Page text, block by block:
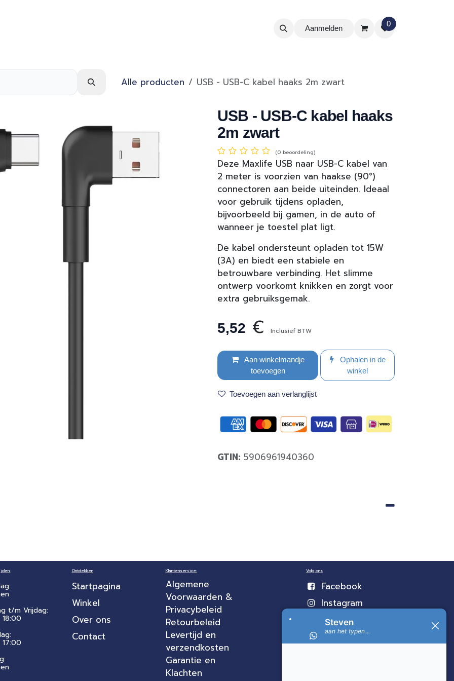
Aanmelden
0
Alle producten USB - USB-C kabel haaks 2m zwart
USB - USB-C kabel haaks
2m zwart
(0 beoordeling)
Deze Maxlife USB naar USB-C kabel van
2 meter is voorzien van haakse (90°)
connectoren aan beide uiteinden. Ideaal
voor gebruik tijdens opladen,
bijvoorbeeld bij gamen, in de auto of
wanneer je toestel plat ligt.
De kabel ondersteunt opladen tot 15W
(3A) en biedt een stabiele en
betrouwbare verbinding. Het slimme
ontwerp voorkomt knikken en zorgt voor
extra gebruiksgemak.
5,52 € Inclusief BTW
Aan winkelmandje
toevoegen
Ophalen in de
winkel
Toevoegen aan verlanglijst
GTIN: 5906961940360
t/m Vrijdag:
Ontdekken
Startpagina
Winkel
Over ons
Contact
Klantenservice:
Algemene
Voorwaarden &
Privacybeleid
Retourbeleid
Levertijd en
verzendkosten
Garantie en
Klachten
Volg ons
Facebook
Instagram